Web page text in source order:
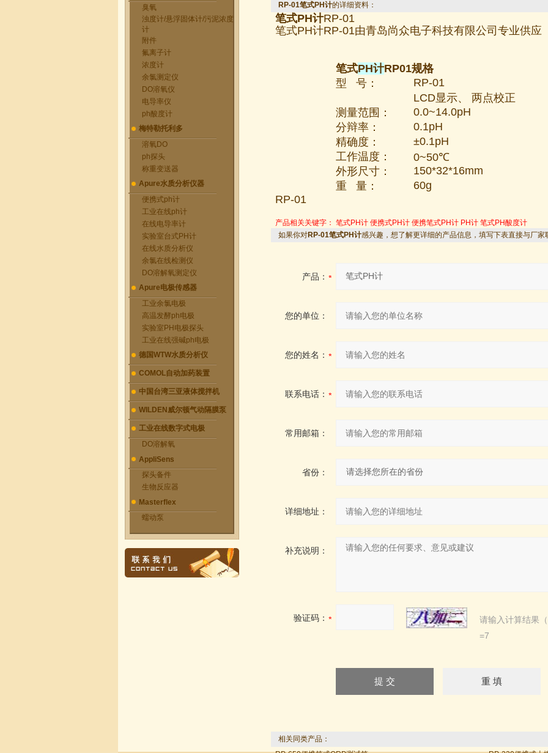
臭氧
浊度计/悬浮固体计/污泥浓度
计
附件
氟离子计
浓度计
余氯测定仪
DO溶氧仪
电导率仪
ph酸度计
梅特勒托利多
溶氧DO
ph探头
称重变送器
Apure水质分析仪器
便携式ph计
工业在线ph计
在线电导率计
实验室台式PH计
在线水质分析仪
余氯在线检测仪
DO溶解氧测定仪
Apure电极传感器
工业余氯电极
高温发酵ph电极
实验室PH电极探头
工业在线强碱ph电极
德国WTW水质分析仪
COMOL自动加药装置
中国台湾三亚液体搅拌机
WILDEN威尔顿气动隔膜泵
工业在线数字式电极
DO溶解氧
AppliSens
探头备件
生物反应器
Masterflex
蠕动泵
RP-01笔式PH计的详细资料：
笔式PH计RP-01
笔式PH计RP-01由青岛尚众电子科技有限公司专
笔式PH计RP01规格
型 号：
RP-01
LCD显示、 两点校正
测量范围：
0.0~14.0pH
分辩率：
0.1pH
精确度：
±0.1pH
工作温度：
0~50℃
外形尺寸：
150*32*16mm
重 量：
60g
RP-01
产品相关关键字： 笔式PH计 便携式PH计 便携笔式PH计 PH计 笔式PH酸度计
如果你对RP-01笔式PH计感兴趣，想了解更详细的产品信息，填写下表直接与厂家
产品：
您的单位：
您的姓名：
联系电话：
常用邮箱：
省份：
详细地址：
补充说明：
验证码：
请输入计算结果
=7
相关同类产品：